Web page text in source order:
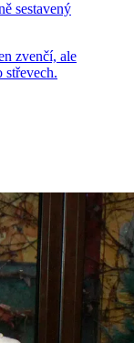
sestavený
zvenčí, ale
střevech.